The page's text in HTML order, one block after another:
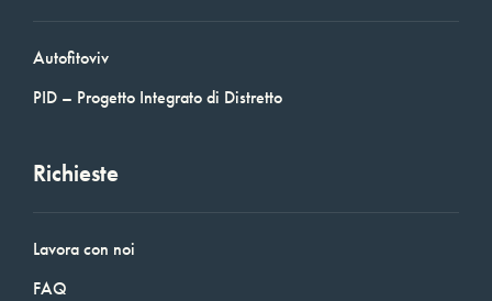
Autofitoviv
PID – Progetto Integrato di Distretto
Richieste
Lavora con noi
FAQ